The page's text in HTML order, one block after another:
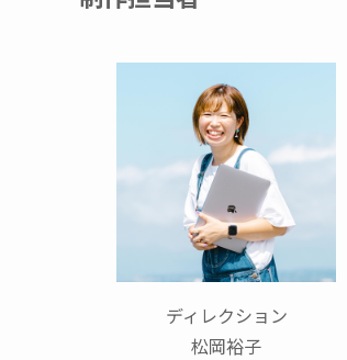
ディレクション
松岡裕子